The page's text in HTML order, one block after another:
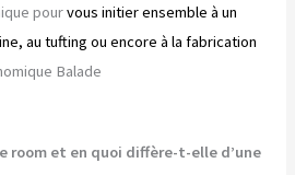
pourvous initier ensemble à un
au tufting ou encore à la fabrication
Balade
room et en quoi diffère-t-elle d’une